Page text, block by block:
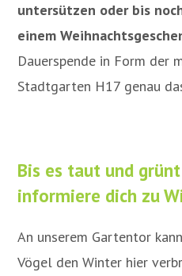
untersützen oder bis
einem
Dauerspende in Form der
Stadtgarten H17 genau
Bis es taut und
informiere dich zu
An unserem Gartentor
Vögel den Winter hier